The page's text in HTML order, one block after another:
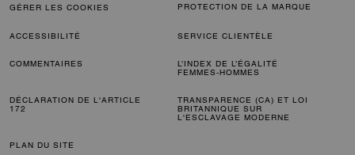
GÉRER LES COOKIES PROTECTION DE LA MARQUE
ACCESSIBILITÉ SERVICE CLIENTÈLE
COMMENTAIRES
L’INDEX DE L’ÉGALITÉ
FEMMES-HOMMES
DÉCLARATION DE L'ARTICLE
172
TRANSPARENCE (CA) ET LOI
BRITANNIQUE SUR
L'ESCLAVAGE MODERNE
PLAN DU SITE